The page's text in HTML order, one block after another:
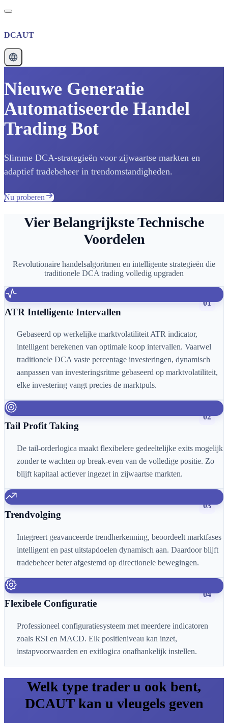
DCAUT
Nieuwe Generatie
Automatiseerde Handel
Trading Bot
Slimme DCA-strategieën voor zijwaartse markten en
adaptief tradebeheer in trendomstandigheden.
Nu proberen
Vier Belangrijkste Technische
Voordelen
Revolutionaire handelsalgoritmen en intelligente strategieën die
traditionele DCA trading volledig upgraden
01
ATR Intelligente Intervallen
Gebaseerd op werkelijke marktvolatiliteit ATR indicator,
intelligent berekenen van optimale koop intervallen. Vaarwel
traditionele DCA vaste percentage investeringen, dynamisch
aanpassen van investeringsritme gebaseerd op marktvolatiliteit,
elke investering vangt precies de marktpuls.
02
Tail Profit Taking
De tail-orderlogica maakt flexibelere gedeeltelijke exits mogelijk
zonder te wachten op break-even van de volledige positie. Zo
blijft kapitaal actiever ingezet in zijwaartse markten.
03
Trendvolging
Integreert geavanceerde trendherkenning, beoordeelt marktfases
intelligent en past uitstapdoelen dynamisch aan. Daardoor blijft
tradebeheer beter afgestemd op directionele bewegingen.
04
Flexibele Configuratie
Professioneel configuratiesysteem met meerdere indicatoren
zoals RSI en MACD. Elk positieniveau kan inzet,
instapvoorwaarden en exitlogica onafhankelijk instellen.
Welk type trader u ook bent,
DCAUT kan u vleugels geven